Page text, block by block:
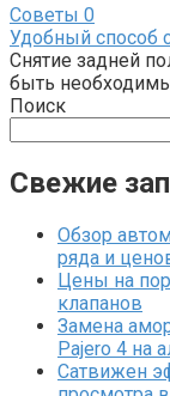
Советы 0
Удобный способ
Снятие задней
быть
Поиск
Свежие
Обзор
ряда и
Цены на
клапанов
Замена
Pajero 4 на
Сатвижен